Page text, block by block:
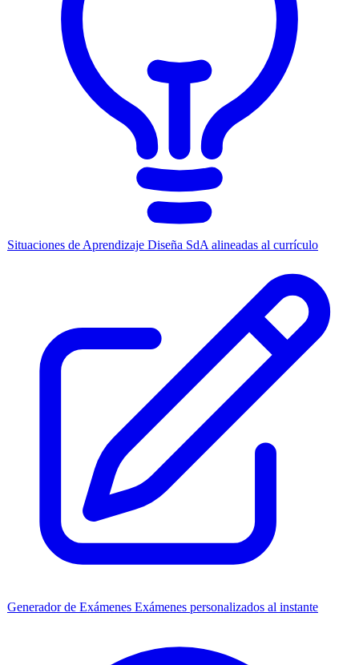
Situaciones de Aprendizaje Diseña SdA alineadas al currículo
Generador de Exámenes Exámenes personalizados al instante